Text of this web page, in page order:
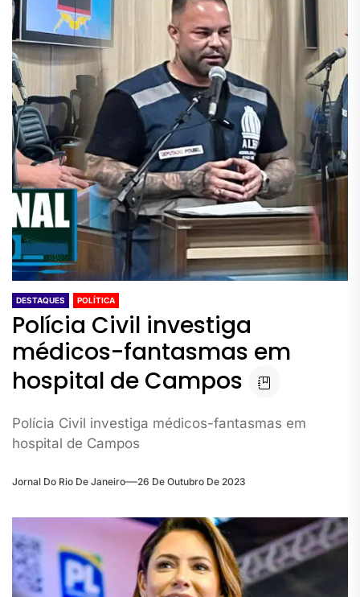
DESTAQUES POLÍTICA
Polícia Civil investiga
médicos-fantasmas em
hospital de Campos
Polícia Civil investiga médicos-fantasmas em
hospital de Campos
Jornal Do Rio De Janeiro 26 De Outubro De 2023